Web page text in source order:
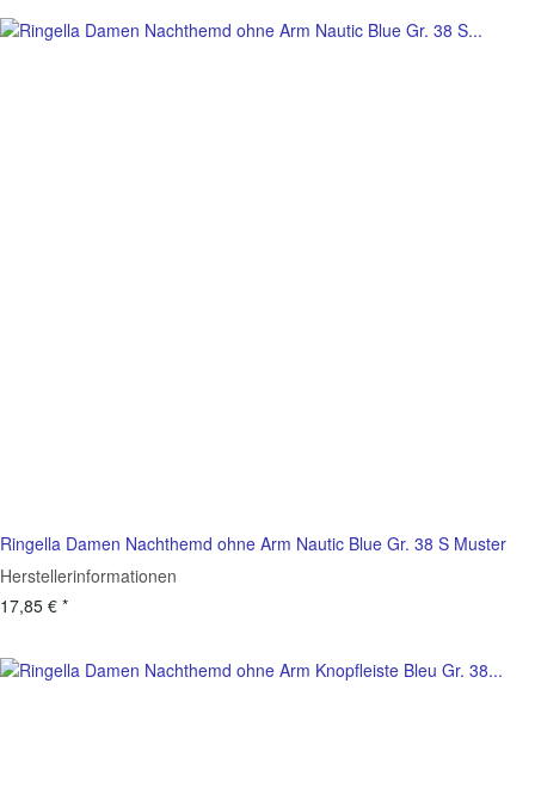
Ringella Damen Nachthemd ohne Arm Nautic Blue Gr. 38 S Muster
Herstellerinformationen
17,85 € *